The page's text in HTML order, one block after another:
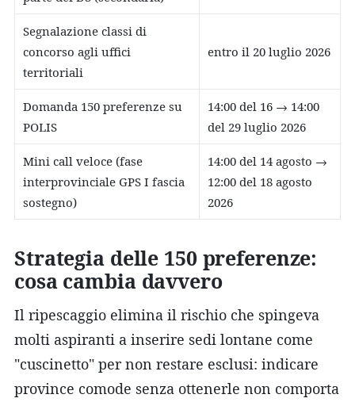
Segnalazione classi di
concorso agli uffici
territoriali
entro il 20 luglio 2026
Domanda 150 preferenze su
POLIS
14:00 del 16 → 14:00
del 29 luglio 2026
Mini call veloce (fase
interprovinciale GPS I fascia
sostegno)
14:00 del 14 agosto →
12:00 del 18 agosto
2026
Strategia delle 150 preferenze:
cosa cambia davvero
Il ripescaggio elimina il rischio che spingeva
molti aspiranti a inserire sedi lontane come
"cuscinetto" per non restare esclusi: indicare
province comode senza ottenerle non comporta